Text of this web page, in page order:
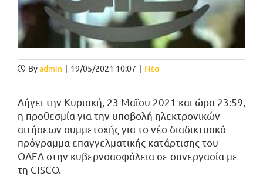
Byadmin | 19/05/2021 10:07 | Νέα
Λήγει την Κυριακή, 23 Μαΐου 2021 και ώρα 23:59,
η προθεσμία για την υποβολή ηλεκτρονικών
αιτήσεων συμμετοχής για το νέο διαδικτυακό
πρόγραμμα επαγγελματικής κατάρτισης του
ΟΑΕΔ στην κυβερνοασφάλεια σε συνεργασία με
τη CISCO.